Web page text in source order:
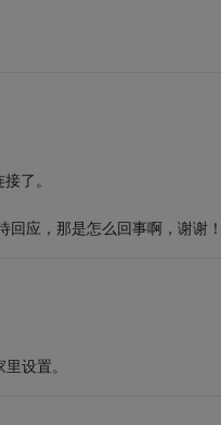
了。
应，那是怎么回事啊，谢谢！
设置。